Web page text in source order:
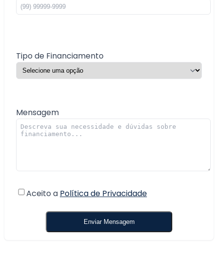
Tipo de Financiamento
Mensagem
Aceito a Política de Privacidade